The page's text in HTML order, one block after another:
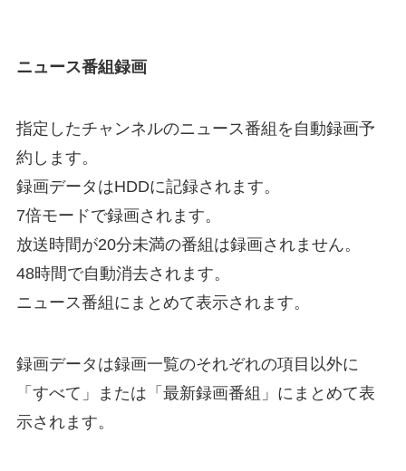
ニュース番組録画
指定したチャンネルのニュース番組を自動録画予
約します。
録画データはHDDに記録されます。
7倍モードで録画されます。
放送時間が20分未満の番組は録画されません。
48時間で自動消去されます。
ニュース番組にまとめて表示されます。
録画データは録画一覧のそれぞれの項目以外に
「すべて」または「最新録画番組」にまとめて表
示されます。